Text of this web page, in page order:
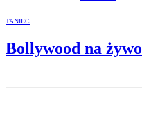
TANIEC
Bollywood na żywo